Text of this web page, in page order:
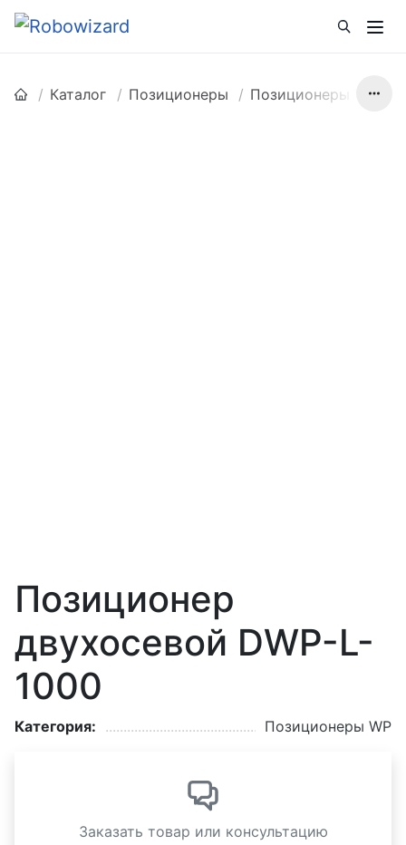
Каталог Позиционеры Позиционеры WP
Позиционер
двухосевой DWP-L-
1000
Категория: Позиционеры WP
Заказать товар или консультацию